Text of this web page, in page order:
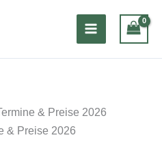
& Preise 2026
& Preise 2026